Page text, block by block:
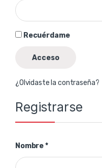
Recuérdame
Acceso
¿Olvidaste la contraseña?
Registrarse
Nombre*